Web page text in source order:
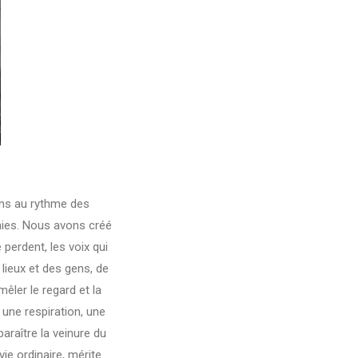
au rythme des
Nous avons créé
les voix qui
et des gens, de
le regard et la
respiration, une
la veinure du
ordinaire, mérite